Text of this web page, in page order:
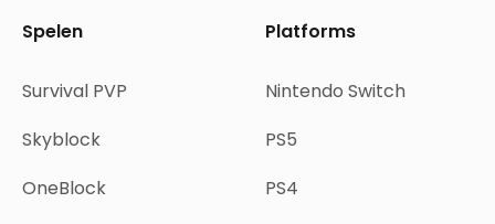
Spelen
Survival PVP
Skyblock
OneBlock
Platforms
Nintendo Switch
PS5
PS4